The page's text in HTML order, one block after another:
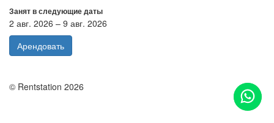
Занят в следующие даты
2 авг. 2026 – 9 авг. 2026
Арендовать
© Rentstation 2026